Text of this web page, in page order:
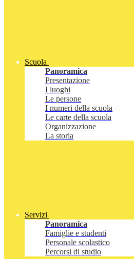
Scuola
Panoramica
Presentazione
I luoghi
Le persone
I numeri della scuola
Le carte della scuola
Organizzazione
La storia
Servizi
Panoramica
Famiglie e studenti
Personale scolastico
Percorsi di studio